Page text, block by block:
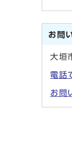
お問
大垣
電話
お問